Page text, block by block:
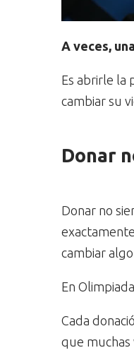
A veces,
Es abrirle la
cambiar su
Donar
Donar no
cambiar
En
Cada
que muchas